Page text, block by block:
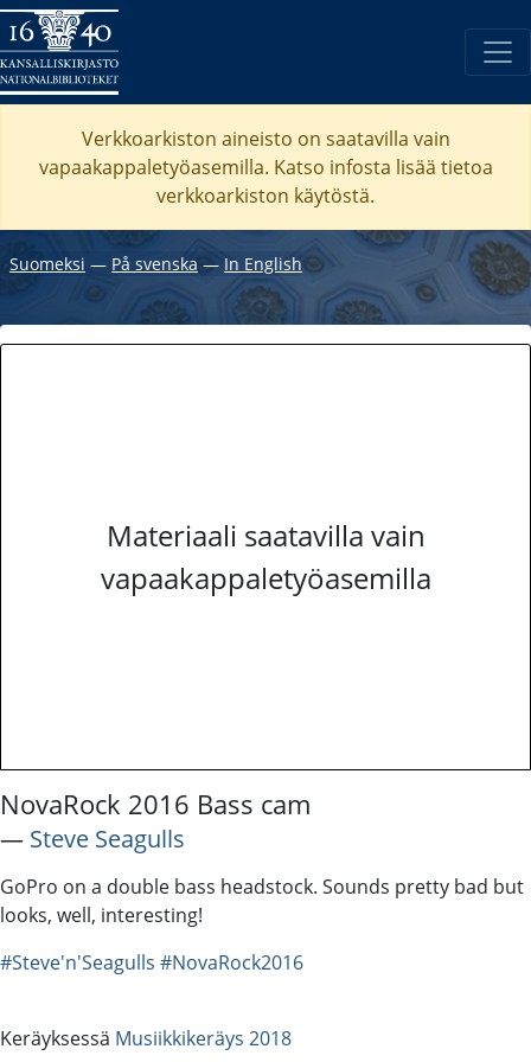
Verkkoarkiston aineisto on saatavilla vain
vapaakappaletyöasemilla. Katso infosta lisää tietoa
verkkoarkiston käytöstä.
Suomeksi ― På svenska ― In English
Materiaali saatavilla vain
vapaakappaletyöasemilla
NovaRock 2016 Bass cam
― Steve Seagulls
GoPro on a double bass headstock. Sounds pretty bad but
looks, well, interesting!
#Steve'n'Seagulls #NovaRock2016
Keräyksessä Musiikkikeräys 2018